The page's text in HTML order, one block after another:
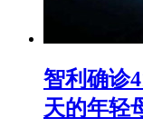
智利确诊
天的年轻